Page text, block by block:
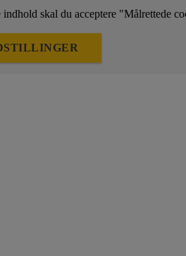
indhold skal du acceptere "Målrettede